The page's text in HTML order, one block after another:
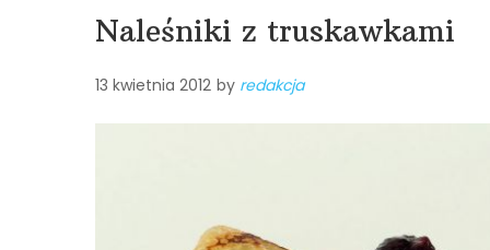
Naleśniki z truskawkami
13 kwietnia 2012 by redakcja